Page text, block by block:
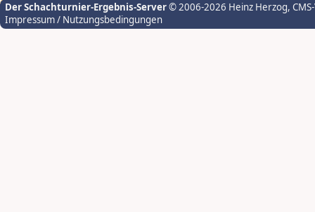
Der Schachturnier-Ergebnis-Server© 2006-2026 Heinz Herzog,
Impressum / Nutzungsbedingungen